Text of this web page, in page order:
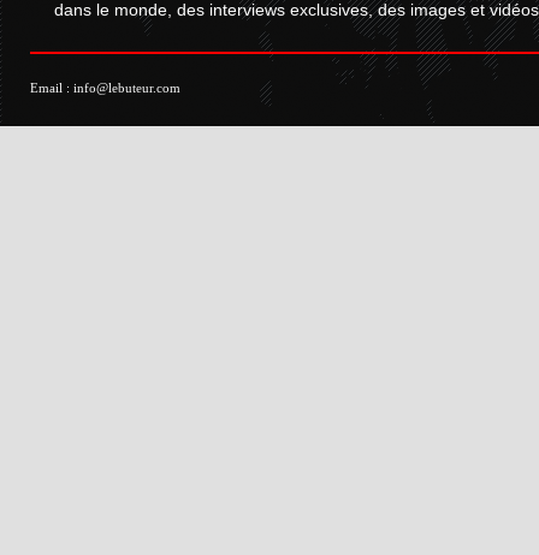
dans le monde, des interviews exclusives, des images et
Email : info@lebuteur.com